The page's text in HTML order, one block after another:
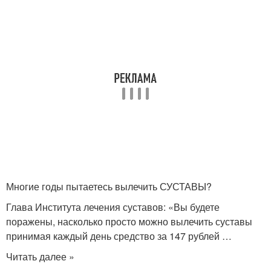
Многие годы пытаетесь вылечить СУСТАВЫ?
Глава Института лечения суставов: «Вы будете
поражены, насколько просто можно вылечить суставы
принимая каждый день средство за 147 рублей …
Читать далее »